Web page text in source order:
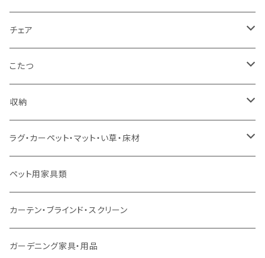
カウチソファ
コーナーソファ
ソファセット
スツール・オットマン
ソファ付属品
クッション・座椅子
ダブルサイズ（フレームのみ）
ワイドダブルサイズ以上（フレームのみ）
シングルサイズ以下（マットレス付）
セミダブルサイズ（マットレス付）
ダブルサイズ（マットレス付）
ダブルサイズ以上（マットレス付）
ロフトベッド
ダイニング4点セット
ダイニング5点・6点セット
ダイニング7点セット以上
センターテーブル
ダイニングテーブル
カウンターテーブル
リフティングテーブル
サイドテーブル・コーヒーテーブル
デスク
チェア
ダイニングチェア
カウンターチェア
キッズチェア
オフィスチェア・ゲーミングチェア
ダイニングベンチ・スツール
こたつ
こたつテーブル
こたつ布団
コタツ・布団セット
収納
本棚・シェルフ
食器棚・収納庫
レンジ台・カウンター
ラック
ラグ・カーペット・マット・い草・床材
マット・フロアタイル
ラグ
カーペット
ペット用家具類
カーテン・ブラインド・スクリーン
ガーデニング家具・用品